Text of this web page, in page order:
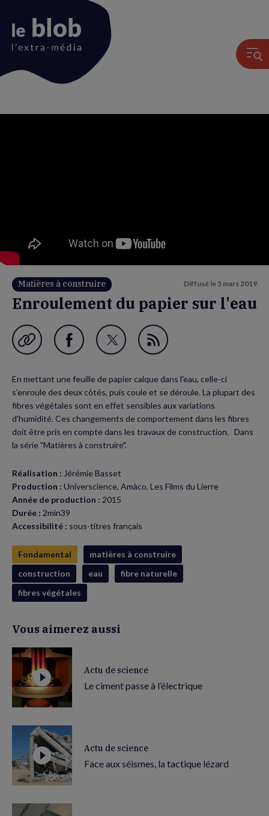
Matières à construire Diffusé le 5 mars 2019
Enroulement du papier sur l'eau
Garder en favori
Partager
Facebook
(nouvelle
fenêtre)
Partager
Twitter
(nouvelle
fenêtre)
Flux
En mettant une feuille de papier calque dans l'eau, celle-ci
s'enroule des deux côtés, puis coule et se déroule. La plupart des
fibres végétales sont en effet sensibles aux variations
d'humidité. Ces changements de comportement dans les fibres
doit être pris en compte dans les travaux de construction. Dans
la série "Matières à construire".
Réalisation : Jérémie Basset
Production : Universcience, Amàco, Les Films du Lierre
Année de production : 2015
Durée : 2min39
Accessibilité : sous-titres français
Fondamental
matières à construire
construction
eau
fibre naturelle
fibres végétales
Vous aimerez aussi
Actu de science
Le ciment passe à l’électrique
Actu de science
Face aux séismes, la tactique lézard